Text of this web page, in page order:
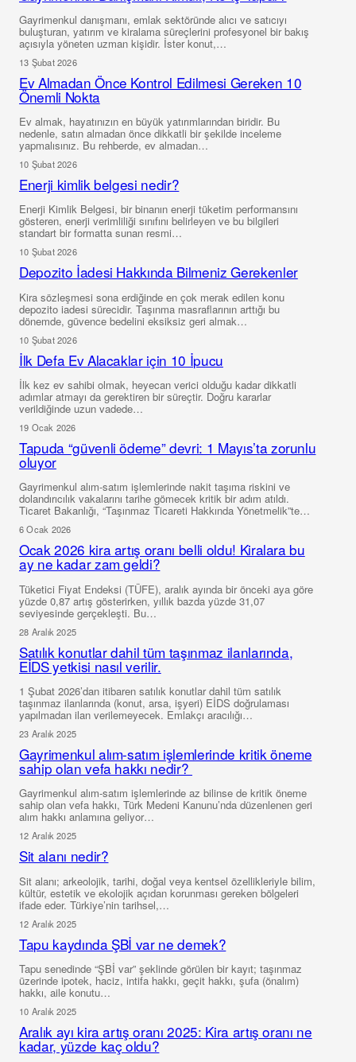
Gayrimenkul danışmanı, emlak sektöründe alıcı ve satıcıyı
buluşturan, yatırım ve kiralama süreçlerini profesyonel bir bakış
açısıyla yöneten uzman kişidir. İster konut,…
13 Şubat 2026
Ev Almadan Önce Kontrol Edilmesi Gereken 10
Önemli Nokta
Ev almak, hayatınızın en büyük yatırımlarından biridir. Bu
nedenle, satın almadan önce dikkatli bir şekilde inceleme
yapmalısınız. Bu rehberde, ev almadan…
10 Şubat 2026
Enerji kimlik belgesi nedir?
Enerji Kimlik Belgesi, bir binanın enerji tüketim performansını
gösteren, enerji verimliliği sınıfını belirleyen ve bu bilgileri
standart bir formatta sunan resmi…
10 Şubat 2026
Depozito İadesi Hakkında Bilmeniz Gerekenler
Kira sözleşmesi sona erdiğinde en çok merak edilen konu
depozito iadesi sürecidir. Taşınma masraflarının arttığı bu
dönemde, güvence bedelini eksiksiz geri almak…
10 Şubat 2026
İlk Defa Ev Alacaklar için 10 İpucu
İlk kez ev sahibi olmak, heyecan verici olduğu kadar dikkatli
adımlar atmayı da gerektiren bir süreçtir. Doğru kararlar
verildiğinde uzun vadede…
19 Ocak 2026
Tapuda “güvenli ödeme” devri: 1 Mayıs’ta zorunlu
oluyor
Gayrimenkul alım-satım işlemlerinde nakit taşıma riskini ve
dolandırıcılık vakalarını tarihe gömecek kritik bir adım atıldı.
Ticaret Bakanlığı, “Taşınmaz Ticareti Hakkında Yönetmelik”te…
6 Ocak 2026
Ocak 2026 kira artış oranı belli oldu! Kiralara bu
ay ne kadar zam geldi?
Tüketici Fiyat Endeksi (TÜFE), aralık ayında bir önceki aya göre
yüzde 0,87 artış gösterirken, yıllık bazda yüzde 31,07
seviyesinde gerçekleşti. Bu…
28 Aralık 2025
Satılık konutlar dahil tüm taşınmaz ilanlarında,
EİDS yetkisi nasıl verilir.
1 Şubat 2026’dan itibaren satılık konutlar dahil tüm satılık
taşınmaz ilanlarında (konut, arsa, işyeri) EİDS doğrulaması
yapılmadan ilan verilemeyecek. Emlakçı aracılığı…
23 Aralık 2025
Gayrimenkul alım-satım işlemlerinde kritik öneme
sahip olan vefa hakkı nedir?
Gayrimenkul alım-satım işlemlerinde az bilinse de kritik öneme
sahip olan vefa hakkı, Türk Medeni Kanunu’nda düzenlenen geri
alım hakkı anlamına geliyor…
12 Aralık 2025
Sit alanı nedir?
Sit alanı; arkeolojik, tarihi, doğal veya kentsel özellikleriyle bilim,
kültür, estetik ve ekolojik açıdan korunması gereken bölgeleri
ifade eder. Türkiye’nin tarihsel,…
12 Aralık 2025
Tapu kaydında ŞBİ var ne demek?
Tapu senedinde “ŞBİ var” şeklinde görülen bir kayıt; taşınmaz
üzerinde ipotek, haciz, intifa hakkı, geçit hakkı, şufa (önalım)
hakkı, aile konutu…
10 Aralık 2025
Aralık ayı kira artış oranı 2025: Kira artış oranı ne
kadar, yüzde kaç oldu?